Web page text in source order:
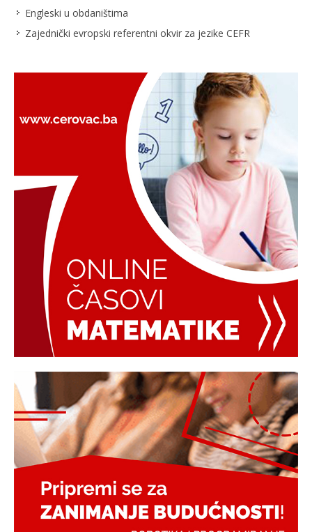
Engleski u obdaništima
Zajednički evropski referentni okvir za jezike CEFR